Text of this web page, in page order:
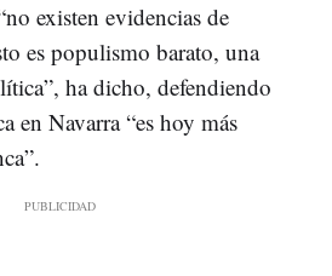
existen evidencias de
es populismo barato, una
ha dicho, defendiendo
en Navarra “es hoy más